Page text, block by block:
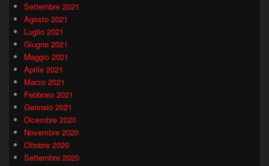
Settembre 2021
Agosto 2021
Luglio 2021
Giugno 2021
Maggio 2021
Aprile 2021
Marzo 2021
Febbraio 2021
Gennaio 2021
Dicembre 2020
Novembre 2020
Ottobre 2020
Settembre 2020